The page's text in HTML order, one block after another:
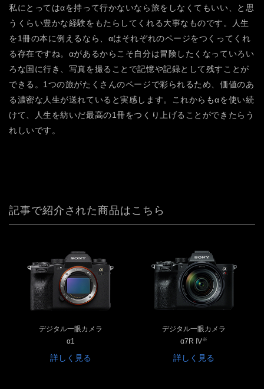
私にとってはαを持って行かないなら旅をしなくてもいい、と思
うくらい豊かな経験をもたらしてくれる大事なものです。人生
を1冊の本に例えるなら、αはそれぞれのページをつくってくれ
る存在ですね。αがあるからこそ自分は冒険したくなっていろい
ろな国に行き、写真を撮ることで記憶や記録として残すことが
できる。1つの旅がたくさんのページで彩られるため、価値のあ
る濃密な人生が送れていると実感します。これからもαを使い続
けて、人生を紡いだ最高の1冊をつくり上げることができたらう
れしいです。
記事で紹介された商品はこちら
デジタル一眼カメラ
α1
詳しく見る
デジタル一眼カメラ
α7R IV※
詳しく見る